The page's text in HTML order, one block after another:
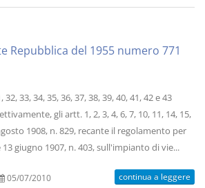
Repubblica del 1955 numero 771
33, 34, 35, 36, 37, 38, 39, 40, 41, 42 e 43
gli artt. 1, 2, 3, 4, 6, 7, 10, 11, 14, 15,
1908, n. 829, recante il regolamento per
giugno 1907, n. 403, sull'impianto di vie...
05/07/2010 continua a leggere